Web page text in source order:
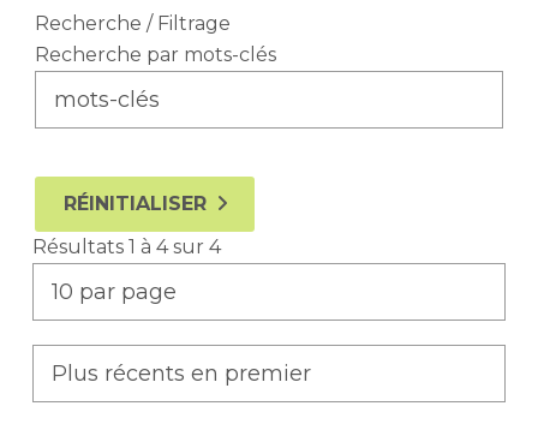
Recherche / Filtrage
Recherche par mots-clés
RÉINITIALISER
Résultats 1 à 4 sur 4